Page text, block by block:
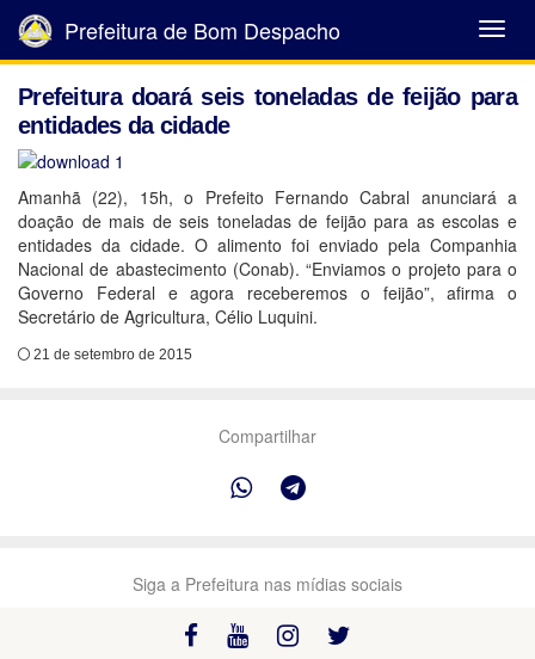
Abrir
Menu
Prefeitura de Bom Despacho
Prefeitura doará seis toneladas de feijão para
entidades da cidade
Amanhã (22), 15h, o Prefeito Fernando Cabral anunciará a
doação de mais de seis toneladas de feijão para as escolas e
entidades da cidade. O alimento foi enviado pela Companhia
Nacional de abastecimento (Conab). “Enviamos o projeto para o
Governo Federal e agora receberemos o feijão”, afirma o
Secretário de Agricultura, Célio Luquini.
21 de setembro de 2015
Compartilhar
Siga a Prefeitura nas mídias sociais